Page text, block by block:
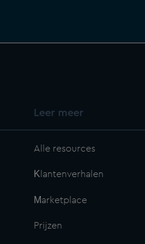
Leer meer
Alle resources
Klantenverhalen
Marketplace
Prijzen